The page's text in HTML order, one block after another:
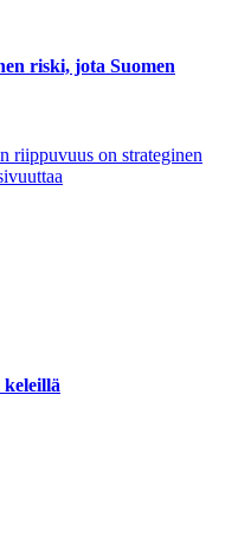
riski, jota Suomen
riippuvuus on strateginen